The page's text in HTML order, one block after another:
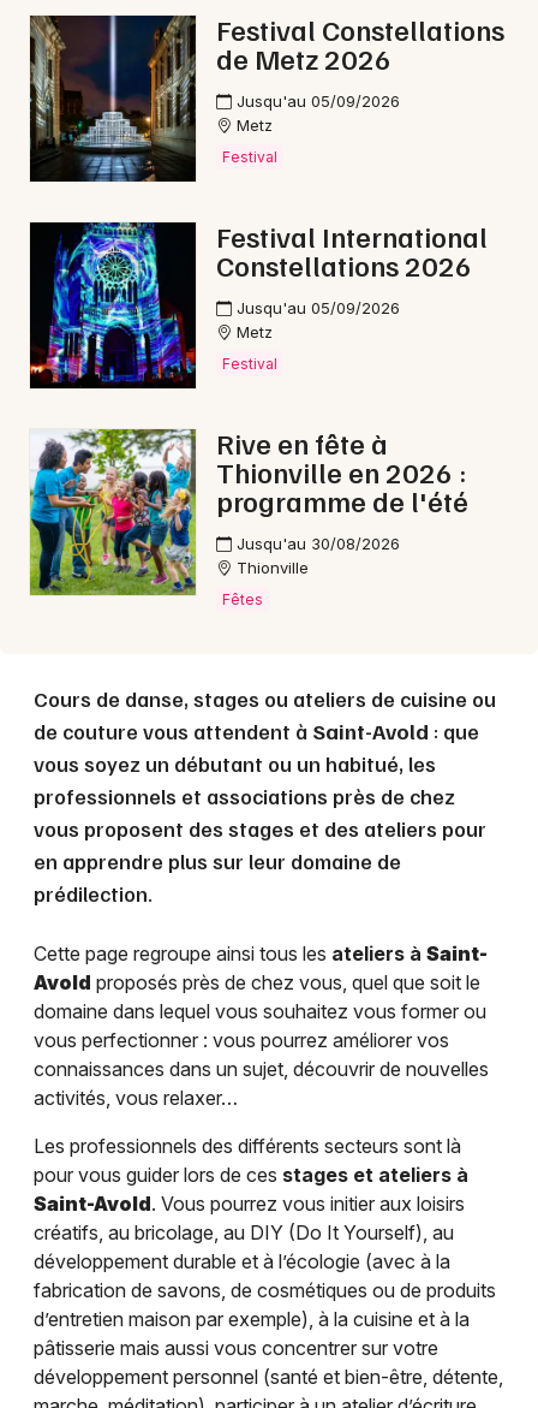
Artistes en tournée
Actus à Saint-Avold
Magazine à Saint-Avold
57 - Moselle
Choisir mes départements
Mon email
Je m'abonne
Festival Constellations
de Metz 2026
Jusqu'au 05/09/2026
Metz
Festival
Festival International
Constellations 2026
Jusqu'au 05/09/2026
Metz
Festival
Rive en fête à
Thionville en 2026 :
programme de l'été
Jusqu'au 30/08/2026
Thionville
Fêtes
Cours de danse, stages ou ateliers de cuisine ou
de couture vous attendent à Saint-Avold : que
vous soyez un débutant ou un habitué, les
professionnels et associations près de chez
vous proposent des stages et des ateliers pour
en apprendre plus sur leur domaine de
prédilection.
Cette page regroupe ainsi tous les ateliers à Saint-
Avold proposés près de chez vous, quel que soit le
domaine dans lequel vous souhaitez vous former ou
vous perfectionner : vous pourrez améliorer vos
connaissances dans un sujet, découvrir de nouvelles
activités, vous relaxer…
Les professionnels des différents secteurs sont là
pour vous guider lors de ces stages et ateliers à
Saint-Avold. Vous pourrez vous initier aux loisirs
créatifs, au bricolage, au DIY (Do It Yourself), au
développement durable et à l’écologie (avec à la
fabrication de savons, de cosmétiques ou de produits
d’entretien maison par exemple), à la cuisine et à la
pâtisserie mais aussi vous concentrer sur votre
développement personnel (santé et bien-être, détente,